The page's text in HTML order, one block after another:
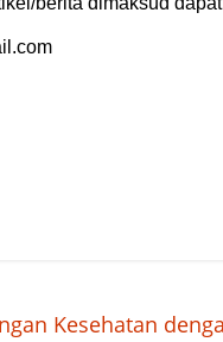
Kesehatan